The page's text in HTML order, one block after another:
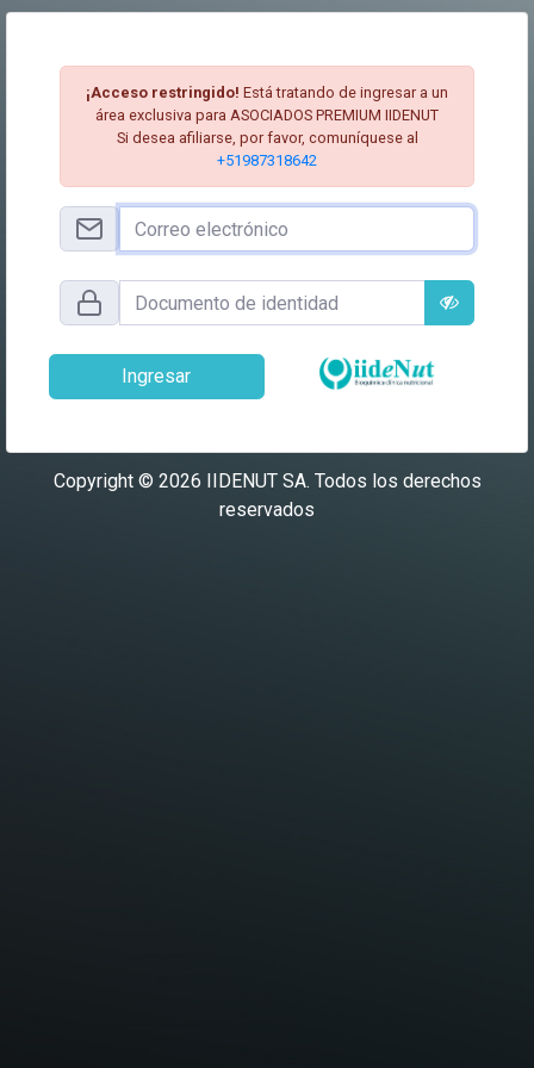
¡Acceso restringido! Está tratando de ingresar a un
área exclusiva para ASOCIADOS PREMIUM IIDENUT
Si desea afiliarse, por favor, comuníquese al
+51987318642
Ingresar
Copyright © 2026 IIDENUT SA. Todos los derechos
reservados